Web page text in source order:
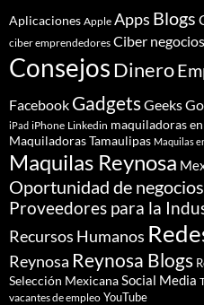
Aplicaciones Apple Apps Blogs
ciber emprendedores Ciber negocios
ConsejosDinero
Facebook GadgetsGeeks
iPad iPhone Linkedin maquiladoras
Maquiladoras Tamaulipas Maquilas
Maquilas Reynosa
Oportunidad de negocios
Proveedores para la
Recursos Humanos
Reynosa Reynosa Blogs
Selección MexicanaSocial Media
vacantes de empleo YouTube